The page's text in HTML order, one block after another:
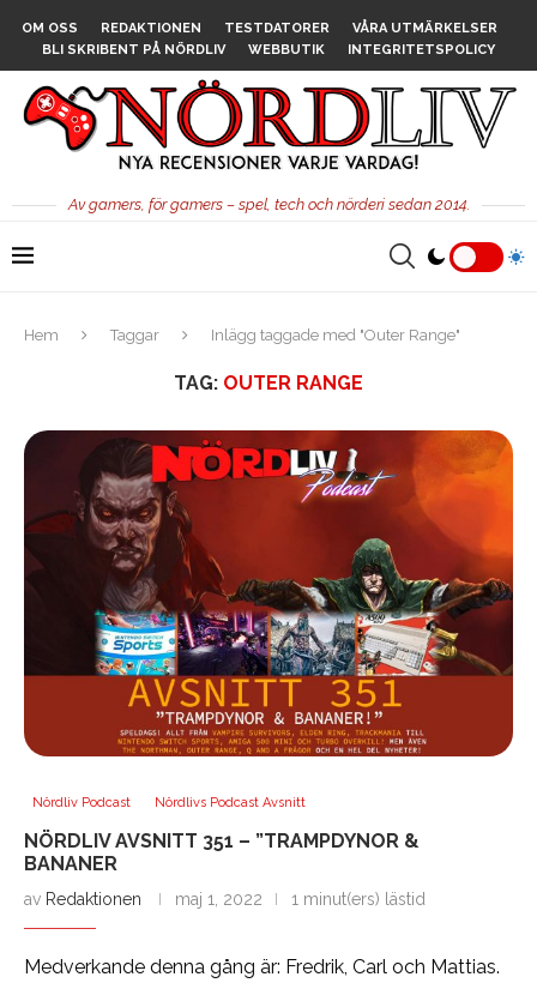
OM OSS REDAKTIONEN TESTDATORER
VÅRA UTMÄRKELSER
BLI SKRIBENT PÅ NÖRDLIV
WEBBUTIK INTEGRITETSPOLICY
Av gamers, för gamers – spel, tech och nörderi sedan 2014.
Hem Taggar Inlägg taggade med "Outer Range"
TAG: OUTER RANGE
Nördliv Podcast Nördlivs Podcast Avsnitt
NÖRDLIV AVSNITT 351 – ”TRAMPDYNOR &
BANANER
av Redaktionen maj 1, 2022 1 minut(ers) lästid
Medverkande denna gång är: Fredrik, Carl och Mattias.